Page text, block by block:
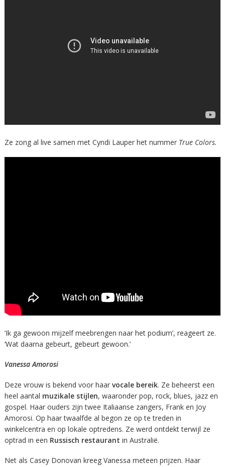
Ze zong al live samen met Cyndi Lauper het nummer True Colors.
‘Ik ga gewoon mijzelf meebrengen naar het podium’, reageert ze.
‘Wat daarna gebeurt, gebeurt gewoon.’
Vanessa Amorosi
Deze vrouw is bekend voor haar vocale bereik. Ze beheerst een
heel aantal muzikale stijlen, waaronder pop, rock, blues, jazz en
gospel. Haar ouders zijn twee Italiaanse zangers, Frank en Joy
Amorosi. Op haar twaalfde al begon ze op te treden in
winkelcentra en op lokale optredens. Ze werd ontdekt terwijl ze
optrad in een Russisch restaurant in Australië.
Net als Casey Donovan kreeg Vanessa meteen prijzen. Haar